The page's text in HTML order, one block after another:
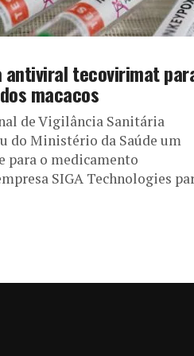
antiviral tecovirimat
macacos
de Vigilância Sanitária
do Ministério da Saúde um
para o medicamento
SIGA Technologies